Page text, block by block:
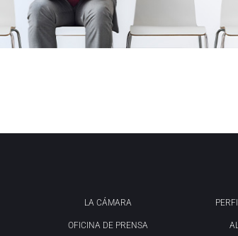
LA CÁMARA
OFICINA DE PRENSA